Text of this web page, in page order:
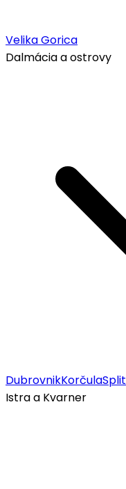
Velika Gorica
Dalmácia a ostrovy
DubrovnikKorčulaSplit
Istra a Kvarner